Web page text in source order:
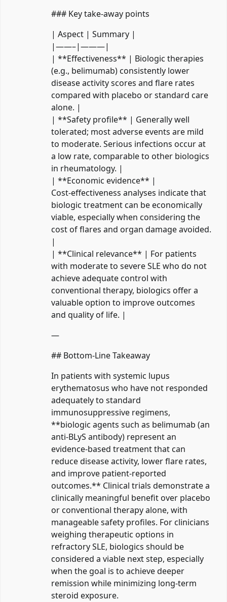
### Key take‑away points
| Aspect | Summary |
|——–|———|
| **Effectiveness** | Biologic therapies
(e.g., belimumab) consistently lower
disease activity scores and flare rates
compared with placebo or standard care
alone. |
| **Safety profile** | Generally well
tolerated; most adverse events are mild
to moderate. Serious infections occur at
a low rate, comparable to other biologics
in rheumatology. |
| **Economic evidence** |
Cost‑effectiveness analyses indicate that
biologic treatment can be economically
viable, especially when considering the
cost of flares and organ damage avoided.
|
| **Clinical relevance** | For patients
with moderate to severe SLE who do not
achieve adequate control with
conventional therapy, biologics offer a
valuable option to improve outcomes
and quality of life. |
—
## Bottom‑Line Takeaway
In patients with systemic lupus
erythematosus who have not responded
adequately to standard
immunosuppressive regimens,
**biologic agents such as belimumab (an
anti‑BLyS antibody) represent an
evidence‑based treatment that can
reduce disease activity, lower flare rates,
and improve patient‑reported
outcomes.** Clinical trials demonstrate a
clinically meaningful benefit over placebo
or conventional therapy alone, with
manageable safety profiles. For clinicians
weighing therapeutic options in
refractory SLE, biologics should be
considered a viable next step, especially
when the goal is to achieve deeper
remission while minimizing long‑term
steroid exposure.